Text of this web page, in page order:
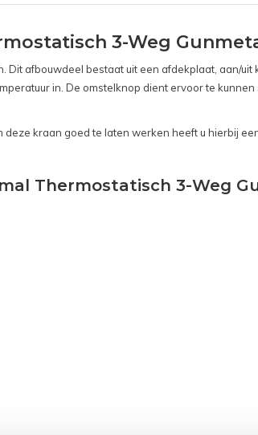
3-Weg
afbouwdeel bestaat uit een afdekplaat, aan/
in. De omstelknop dient ervoor te
kraan goed te laten werken heeft u hierbij
Thermostatisch 3-Weg